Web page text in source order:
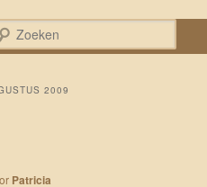
Rontu, Miyuki, Tatsu en Yumi)
2009
Patricia